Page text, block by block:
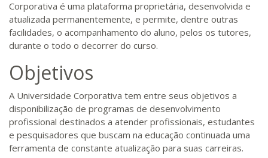
Corporativa é uma plataforma proprietária, desenvolvida e
atualizada permanentemente, e permite, dentre outras
facilidades, o acompanhamento do aluno, pelos os tutores,
durante o todo o decorrer do curso.
Objetivos
A Universidade Corporativa tem entre seus objetivos a
disponibilização de programas de desenvolvimento
profissional destinados a atender profissionais, estudantes
e pesquisadores que buscam na educação continuada uma
ferramenta de constante atualização para suas carreiras.